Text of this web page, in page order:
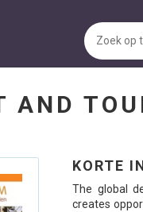
AND
KORTE
The global
creates